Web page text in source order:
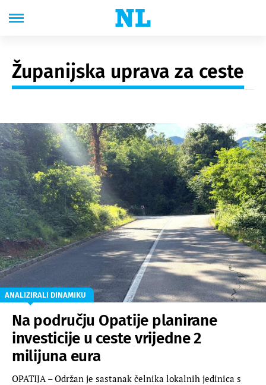
Županijska uprava za ceste
ANALIZIRALI DINAMIKU
Na području Opatije planirane
investicije u ceste vrijedne 2
milijuna eura
OPATIJA – Održan je sastanak čelnika lokalnih jedinica s